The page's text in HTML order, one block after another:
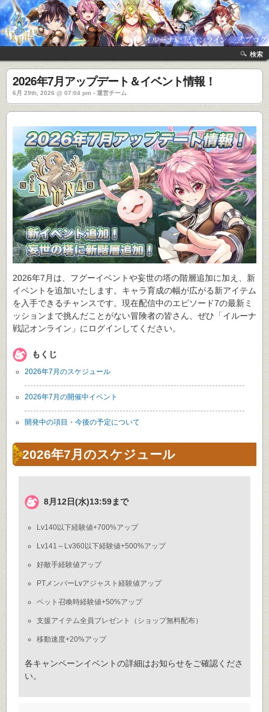
検索
2026年7月アップデート＆イベント情報！
6月 29th, 2026 @ 07:04 pm › 運営チーム
2026年7月は、フグーイベントや妄世の塔の階層追加に加え、新
イベントを追加いたします。キャラ育成の幅が広がる新アイテム
を入手できるチャンスです。現在配信中のエピソード7の最新ミ
ッションまで挑んだことがない冒険者の皆さん、ぜひ「イルーナ
戦記オンライン」にログインしてください。
もくじ
2026年7月のスケジュール
2026年7月の開催中イベント
開発中の項目・今後の予定について
2026年7月のスケジュール
8月12日(水)13:59まで
Lv140以下経験値+700%アップ
Lv141～Lv360以下経験値+500%アップ
好敵手経験値アップ
PTメンバーLvアジャスト経験値アップ
ペット召喚時経験値+50%アップ
支援アイテム全員プレゼント（ショップ無料配布）
移動速度+20%アップ
各キャンペーンイベントの詳細はお知らせをご確認くださ
い。